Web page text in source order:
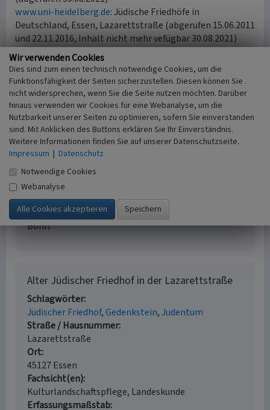
www.uni-heidelberg.de: Jüdische Friedhöfe in
Deutschland, Essen, Lazarettstraße (abgerufen 15.06.2011
und 22.11.2016, Inhalt nicht mehr vefügbar 30.08.2021)
www.hagalil.com
: Mitzwa-Tag in Essen (abgerufen
22.11.2016)
Literatur
Pracht-Jörns, Elfi (2000) Jüdisches Kulturerbe in
Nordrhein-Westfalen, Teil II: Regierungsbezirk
Düsseldorf. (Beiträge zu den Bau- und
Kunstdenkmälern im Rheinland 34.2.) S. 105-118,
Köln.
Reuter, Ursula (2007)
frühen 19. bis zum Beginn des 21. Jahrhunderts.
(Geschichtlicher Atlas der Rheinlande, VIII.8.) S. 39,
Bonn.
Alter Jüdischer Friedhof in der Lazarettstraße
Schlagwörter
Jüdischer Friedhof Gedenkstein Judentum
Straße / Hausnummer
Lazarettstraße
Ort
45127 Essen
Fachsicht(en)
Kulturlandschaftspflege, Landeskunde
Erfassungsmaßstab
Wir verwenden Cookies
Dies sind zum einen technisch notwendige Cookies, um die
Funktionsfähigkeit der Seiten sicherzustellen. Diesen können Sie
nicht widersprechen, wenn Sie die Seite nutzen möchten. Darüber
hinaus verwenden wir Cookies für eine Webanalyse, um die
Nutzbarkeit unserer Seiten zu optimieren, sofern Sie einverstanden
sind. Mit Anklicken des Buttons erklären Sie Ihr Einverständnis.
Weitere Informationen finden Sie auf unserer Datenschutzseite.
Impressum | Datenschutz
Notwendige Cookies
Webanalyse